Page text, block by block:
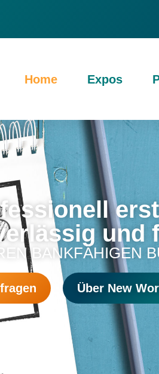
Home Expos
und
BANKFÄHIGEN
Über New